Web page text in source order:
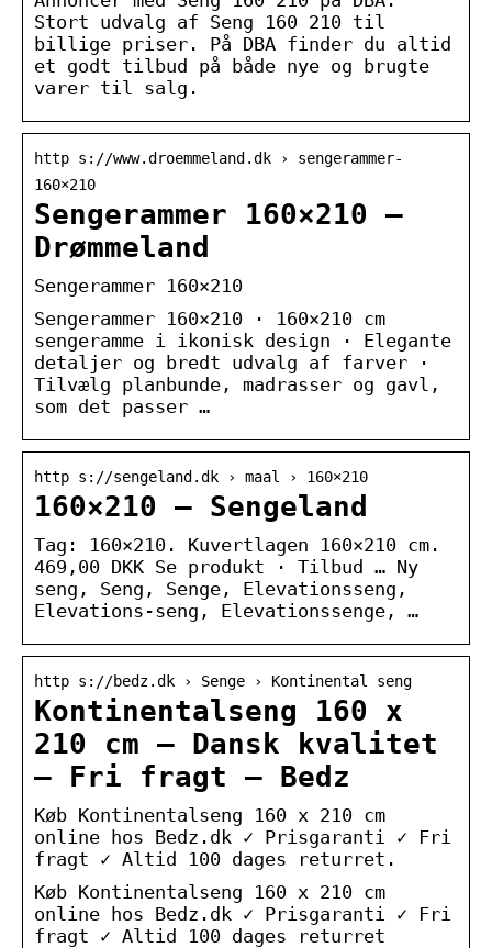
Stort udvalg af Seng 160 210 til
billige priser. På DBA finder du altid
et godt tilbud på både nye og brugte
varer til salg.
http s://www.droemmeland.dk › sengerammer-
160×210
Sengerammer 160×210 –
Drømmeland
Sengerammer 160×210
Sengerammer 160×210 · 160×210 cm
sengeramme i ikonisk design · Elegante
detaljer og bredt udvalg af farver ·
Tilvælg planbunde, madrasser og gavl,
som det passer …
http s://sengeland.dk › maal › 160×210
160×210 – Sengeland
Tag: 160×210. Kuvertlagen 160×210 cm.
469,00 DKK Se produkt · Tilbud … Ny
seng, Seng, Senge, Elevationsseng,
Elevations-seng, Elevationssenge, …
http s://bedz.dk › Senge › Kontinental seng
Kontinentalseng 160 x
210 cm – Dansk kvalitet
– Fri fragt – Bedz
Køb Kontinentalseng 160 x 210 cm
online hos Bedz.dk ✓ Prisgaranti ✓ Fri
fragt ✓ Altid 100 dages returret.
Køb Kontinentalseng 160 x 210 cm
online hos Bedz.dk ✓ Prisgaranti ✓ Fri
fragt ✓ Altid 100 dages returret